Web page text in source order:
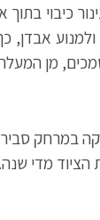
כיבוי בתוך
אבדן,
מן
במרחק
הציוד מדי שנה.